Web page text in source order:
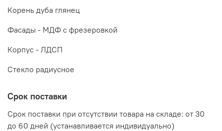
Корень дуба глянец
Фасады - МДФ с фрезеровкой
Корпус - ЛДСП
Стекло радиусное
Срок поставки
Срок поставки при отсутствии товара на складе: от 30
до 60 дней (устанавливается индивидуально)